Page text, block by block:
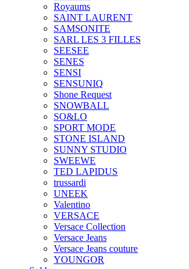
Royaums
SAINT LAURENT
SAMSONITE
SARL LES 3 FILLES
SEESEE
SENES
SENSI
SENSUNIQ
Shone Request
SNOWBALL
SO&LO
SPORT MODE
STONE ISLAND
SUNNY STUDIO
SWEEWE
TED LAPIDUS
trussardi
UNEEK
Valentino
VERSACE
Versace Collection
Versace Jeans
Versace Jeans couture
YOUNGOR